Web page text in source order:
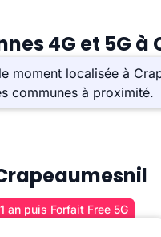
4G et 5G à
moment localisée à
communes à proximité.
an puis Forfait Free 5G